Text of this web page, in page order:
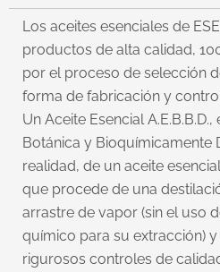
Los aceites esenciales de
productos de alta calidad,
por el proceso de selección
forma de fabricación y
Un Aceite Esencial
Botánica y Bioquímicamente
realidad, de un aceite
que procede de una
arrastre de vapor (sin el uso
químico para su extracción)
rigurosos controles de